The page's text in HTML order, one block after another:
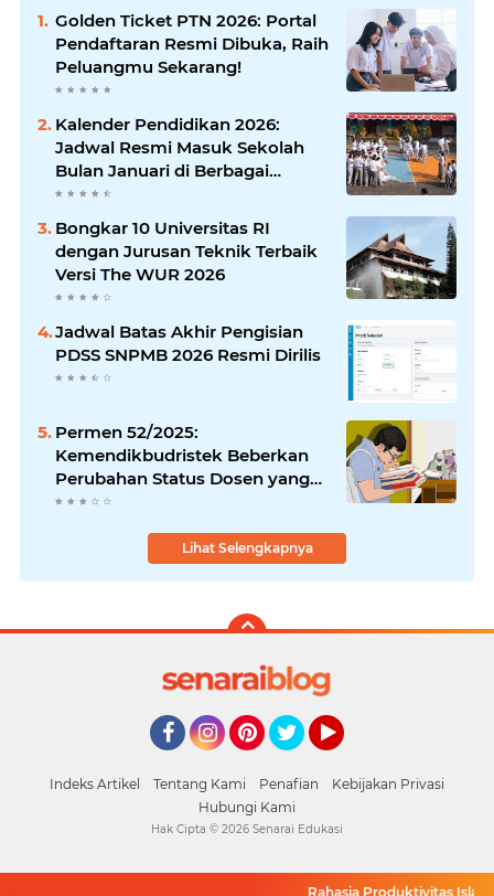
Golden Ticket PTN 2026: Portal
Pendaftaran Resmi Dibuka, Raih
Peluangmu Sekarang!
Kalender Pendidikan 2026:
Jadwal Resmi Masuk Sekolah
Bulan Januari di Berbagai
Daerah
Bongkar 10 Universitas RI
dengan Jurusan Teknik Terbaik
Versi The WUR 2026
Jadwal Batas Akhir Pengisian
PDSS SNPMB 2026 Resmi Dirilis
Permen 52/2025:
Kemendikbudristek Beberkan
Perubahan Status Dosen yang
Krusial
Lihat Selengkapnya
Indeks Artikel Tentang Kami Penafian
Kebijakan Privasi
Hubungi Kami
Rahasia Produktivitas
Hak Cipta © 2026 Senarai Edukasi